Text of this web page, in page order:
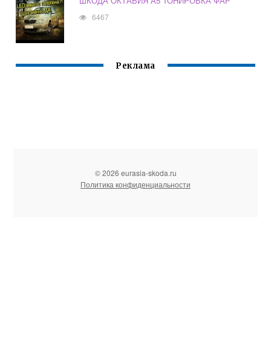
6467
Реклама
© 2026 eurasia-skoda.ru
Политика конфиденциальности